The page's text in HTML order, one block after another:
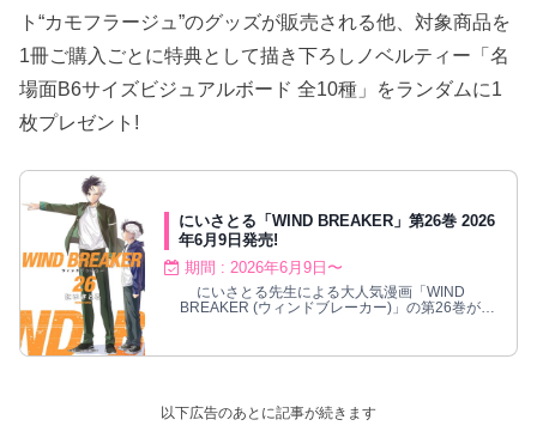
ト“カモフラージュ”のグッズが販売される他、対象商品を
1冊ご購入ごとに特典として描き下ろしノベルティー「名
場面B6サイズビジュアルボード 全10種」をランダムに1
枚プレゼント!
にいさとる「WIND BREAKER」第26巻 2026
年6月9日発売!
期間 : 2026年6月9日〜
にいさとる先生による大人気漫画「WIND
BREAKER (ウィンドブレーカー)」の第26巻が
以下広告のあとに記事が続きます